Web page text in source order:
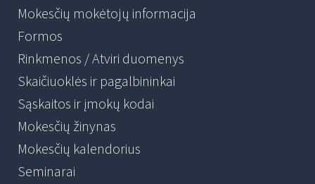
Mokesčių mokėtojų informacija
Formos
Rinkmenos / Atviri duomenys
Skaičiuoklės ir pagalbininkai
Sąskaitos ir įmokų kodai
Mokesčių žinynas
Mokesčių kalendorius
Seminarai